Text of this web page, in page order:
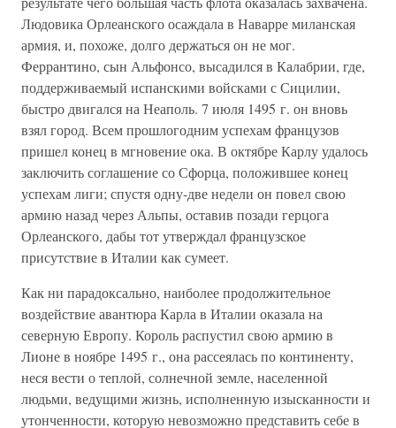
Людовика Орлеанского осаждала в Наварре миланская
армия, и, похоже, долго держаться он не мог.
Феррантино, сын Альфонсо, высадился в Калабрии, где,
поддерживаемый испанскими войсками с Сицилии,
быстро двигался на Неаполь. 7 июля 1495 г. он вновь
взял город. Всем прошлогодним успехам французов
пришел конец в мгновение ока. В октябре Карлу удалось
заключить соглашение со Сфорца, положившее конец
успехам лиги; спустя одну-две недели он повел свою
армию назад через Альпы, оставив позади герцога
Орлеанского, дабы тот утверждал французское
присутствие в Италии как сумеет.
Как ни парадоксально, наиболее продолжительное
воздействие авантюра Карла в Италии оказала на
северную Европу. Король распустил свою армию в
Лионе в ноябре 1495 г., она рассеялась по континенту,
неся вести о теплой, солнечной земле, населенной
людьми, ведущими жизнь, исполненную изысканности и
утонченности, которую невозможно представить себе в